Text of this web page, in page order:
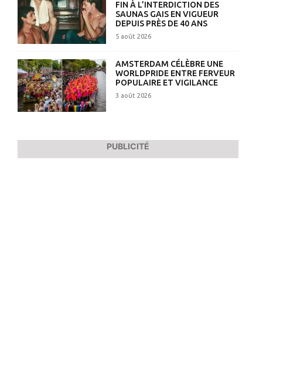
FIN À L’INTERDICTION DES
SAUNAS GAIS EN VIGUEUR
DEPUIS PRÈS DE 40 ANS
5 août 2026
AMSTERDAM CÉLÈBRE UNE
WORLDPRIDE ENTRE FERVEUR
POPULAIRE ET VIGILANCE
3 août 2026
PUBLICITÉ